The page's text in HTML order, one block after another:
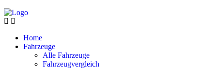
Home
Fahrzeuge
Alle Fahrzeuge
Fahrzeugvergleich